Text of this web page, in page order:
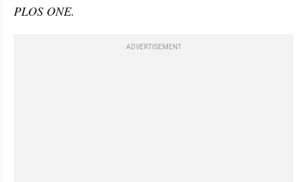
PLOS ONE.
ADVERTISEMENT